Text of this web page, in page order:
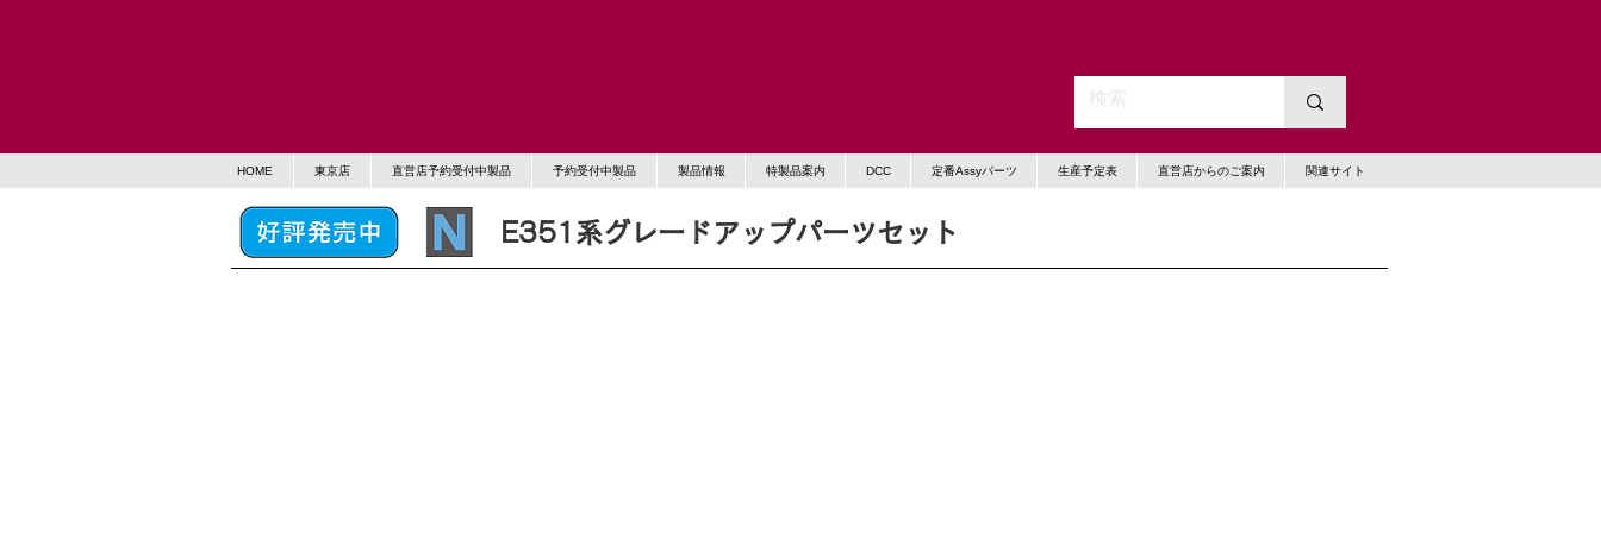
HOME 東京店 直営店予約受付中製品 予約受付中製品 製品情報 特製品案内 DCC 定番Assyパーツ 生産予定表 直営店からのご案内 関連サイト
E351系グレードアップパーツセット